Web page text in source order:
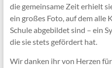
die gemeinsame Zeit erhielt
ein großes Foto, auf dem alle
Schule abgebildet sind – ein
die sie stets gefördert hat.
Wir danken ihr von Herzen